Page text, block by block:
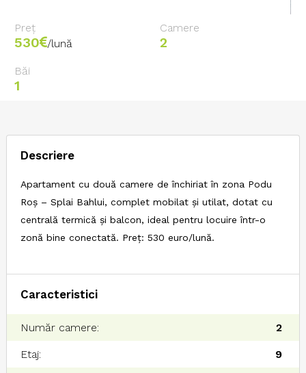
Preț
530 /lună
Camere
2
Băi
1
Descriere
Apartament cu două camere de închiriat în zona Podu
Roș – Splai Bahlui, complet mobilat și utilat, dotat cu
centrală termică și balcon, ideal pentru locuire într-o
zonă bine conectată. Preț: 530 euro/lună.
Caracteristici
Număr camere: 2
Etaj: 9